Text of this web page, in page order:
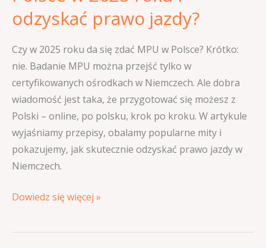
odzyskać prawo jazdy?
Czy w 2025 roku da się zdać MPU w Polsce? Krótko:
nie. Badanie MPU można przejść tylko w
certyfikowanych ośrodkach w Niemczech. Ale dobra
wiadomość jest taka, że przygotować się możesz z
Polski – online, po polsku, krok po kroku. W artykule
wyjaśniamy przepisy, obalamy popularne mity i
pokazujemy, jak skutecznie odzyskać prawo jazdy w
Niemczech.
jazdy?
Dowiedz się więcej »